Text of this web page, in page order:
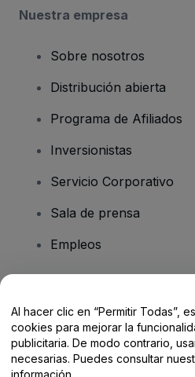
Nuestra empresa
Sobre nosotros
Distribución abierta
Programa de Afiliados
Inversionistas
Servicio Corporativo
Sala de prensa
Empleos
Centro de Ayuda /
Al hacer clic en “Permitir Todas”,
cookies para mejorar la
publicitaria. De modo contrario,
necesarias. Puedes consultar
información.